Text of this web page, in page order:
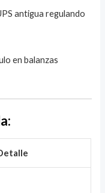
antigua regulando
en balanzas